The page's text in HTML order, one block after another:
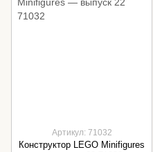
Артикул: 71032
Конструктор LEGO Minifigures